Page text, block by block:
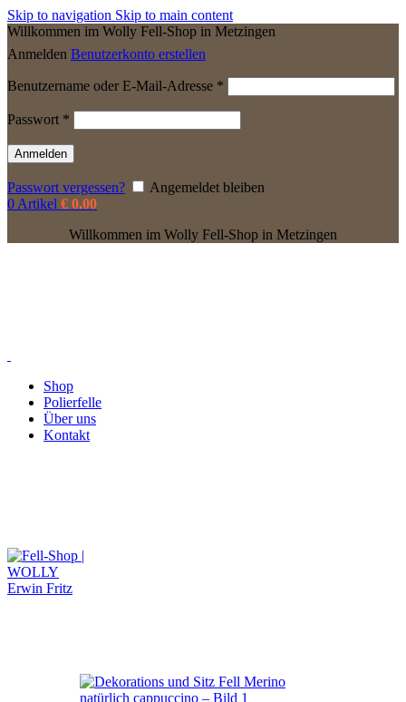
Skip to navigation Skip to main content
Willkommen im Wolly Fell-Shop in Metzingen
Anmelden Benutzerkonto erstellen
Benutzername oder E-Mail-Adresse *
Passwort *
Anmelden
Passwort vergessen?
Angemeldet bleiben
0 Artikel € 0.00
Willkommen im Wolly Fell-Shop in Metzingen
Shop
Polierfelle
Über uns
Kontakt